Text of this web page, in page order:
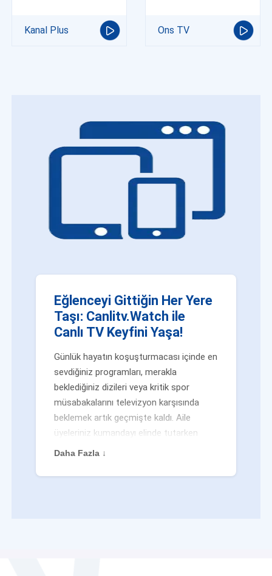
Kanal Plus Ons TV
Eğlenceyi Gittiğin Her Yere
Taşı: Canlitv.Watch ile
Canlı TV Keyfini Yaşa!
Günlük hayatın koşuşturmacası içinde en
sevdiğiniz programları, merakla
beklediğiniz dizileri veya kritik spor
müsabakalarını televizyon karşısında
beklemek artık geçmişte kaldı. Aile
üyeleriniz kumandayı elinde tutarken
veya siz evden uzaktayken bile
değilsiniz. Geleneksel yayıncılığın
Daha Fazla ↓